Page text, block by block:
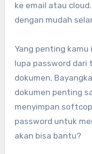
ke email atau
dengan mudah
Yang penting
lupa password dari
dokumen.
dokumen penting
menyimpan
password untuk
akan bisa bantu?